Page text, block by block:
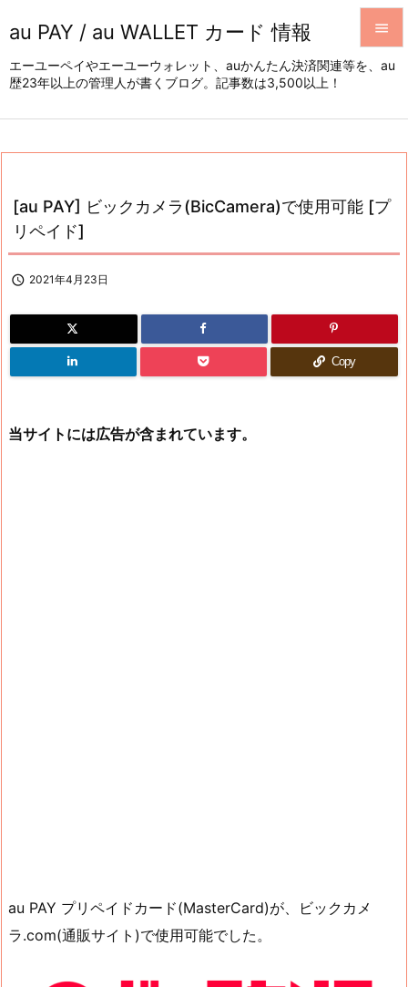
au PAY / au WALLET カード 情報
エーユーペイやエーユーウォレット、auかんたん決済関連等を、au
歴23年以上の管理人が書くブログ。記事数は3,500以上！





[au PAY] ビックカメラ(BicCamera)で使用可能 [プ
リペイド]
 2021年4月23日
Copy
当サイトには広告が含まれています。
au PAY プリペイドカード(MasterCard)が、ビックカメ
ラ.com(通販サイト)で使用可能でした。